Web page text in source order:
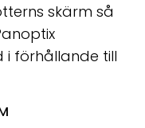
skärm så
i förhållande till